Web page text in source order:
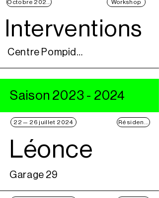
Octobre 2024 - Décembre 2024 Workshop
Interventions
Centre Pompidou
Saison 2023 - 2024
22 — 26 juillet 2024 Résidence
Léonce
Garage 29